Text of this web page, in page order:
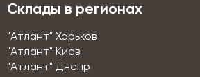
Склады в регионах
"Атлант" Харьков
"Атлант" Киев
"Атлант" Днепр